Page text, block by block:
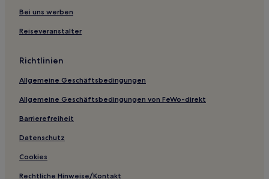
Hostels in Kita
Gasthäuser in Osaka
Aparthotels in Osaka
Gasthäuser in Minami
Günstige in Suminoe
Familien in Osaka
Hotels mit inbegriffenem Frühstück in Osaka
Lgbtqia-Freundliche in Osaka
Günstige in Sennichimae
Bei uns werben
Reiseveranstalter
Richtlinien
Allgemeine Geschäftsbedingungen
Allgemeine Geschäftsbedingungen von FeWo-direkt
Barrierefreiheit
Datenschutz
Cookies
Rechtliche Hinweise/Kontakt